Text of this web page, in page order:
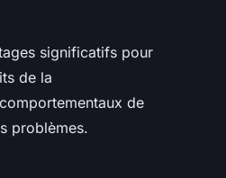
significatifs pour
de la
de
problèmes.